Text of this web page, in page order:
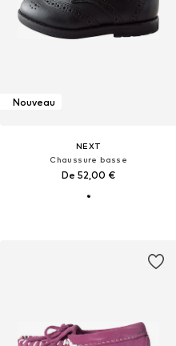
Nouveau
NEXT
Chaussure basse
De 52,00 €